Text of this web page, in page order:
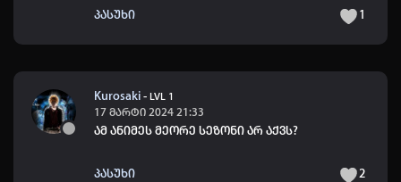
პასუხი 1
Kurosaki - LVL 1
17 მარტი 2024 21:33
ამ ანიმეს მეორე სეზონი არ აქვს?
პასუხი 2